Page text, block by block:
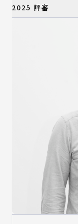
初選評審
產品設計類
視覺設計類
數位動畫類
建築與景觀設計類
時尚設計類
2025 評審
產品設計類
數位動畫類